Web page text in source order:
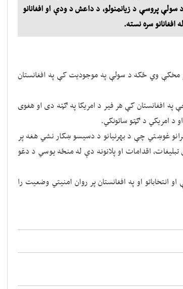
پروسې د زیانمنولو، د داعش د ودې او افغانانو
سره نسته.
مخکې وي ځکه د سولې په موجودیت کې په افغانستان
افغانستان کې هر فیر د امریکا په ګټه دی او هغوی
د امریکي د ګټو ساتونکي.
غوښتي چې د بهرنیانو د دسیسو ښکار نشي هغه پر
اقدامات او پلانونه دې له منځه یوسي د دغو
انتخاباتو او په افغانستان پر روان امنیتي وضعیت را